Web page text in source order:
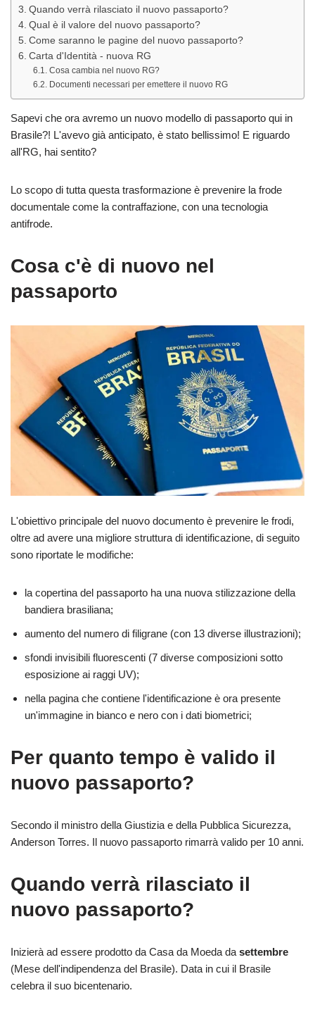
Quando verrà rilasciato il nuovo passaporto?
Qual è il valore del nuovo passaporto?
Come saranno le pagine del nuovo passaporto?
Carta d'Identità - nuova RG
Cosa cambia nel nuovo RG?
Documenti necessari per emettere il nuovo RG
Sapevi che ora avremo un nuovo modello di passaporto qui in
Brasile?! L'avevo già anticipato, è stato bellissimo! E riguardo
all'RG, hai sentito?
Lo scopo di tutta questa trasformazione è prevenire la frode
documentale come la contraffazione, con una tecnologia
antifrode.
Cosa c'è di nuovo nel
passaporto
L'obiettivo principale del nuovo documento è prevenire le frodi,
oltre ad avere una migliore struttura di identificazione, di seguito
sono riportate le modifiche:
la copertina del passaporto ha una nuova stilizzazione della
bandiera brasiliana;
aumento del numero di filigrane (con 13 diverse illustrazioni);
sfondi invisibili fluorescenti (7 diverse composizioni sotto
esposizione ai raggi UV);
nella pagina che contiene l'identificazione è ora presente
un'immagine in bianco e nero con i dati biometrici;
Per quanto tempo è valido il
nuovo passaporto?
Secondo il ministro della Giustizia e della Pubblica Sicurezza,
Anderson Torres. Il nuovo passaporto rimarrà valido per 10 anni.
Quando verrà rilasciato il
nuovo passaporto?
Inizierà ad essere prodotto da Casa da Moeda dasettembre
(Mese dell'indipendenza del Brasile). Data in cui il Brasile
celebra il suo bicentenario.